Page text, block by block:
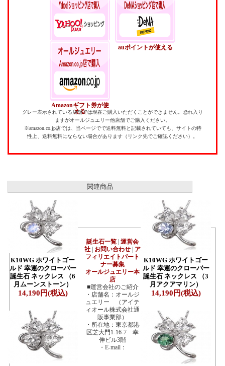
Yahoo!ポイントが貯
まる・使える
auポイントが使える
Amazonギフト券が使
える
グレー表示されている店舗では現在ご購入いただくことができません。恐れ入り
ますがオールジュエリー他店舗でご購入ください。
※amazon.co.jp店では、当ページでで送料無料と記載されていても、サイトの特
性上、送料無料にならない場合があります（リンク先でご確認ください）。
関連商品
K10WG ホワイトゴー
ルド 幸運のクローバー
誕生石 ネックレス （6
月ムーンストーン）
14,190円(税込)
K10WG ホワイトゴー
ルド 幸運のクローバー
誕生石 ネックレス （3
月アクアマリン）
14,190円(税込)
誕生石一覧 運営会
社
お問い合わせ
ア
フィリエイトパート
ナー募集
オールジュエリー本
店
■運営会社のご紹介
・店舗名：オールジ
ュエリー （アイテ
ィオール株式会社通
販事業部）
・所在地：東京都港
区芝大門1-16-7 幸
伸ビル3階
・E-mail：